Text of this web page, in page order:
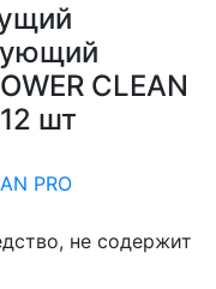
CLEAN
шт
не содержит